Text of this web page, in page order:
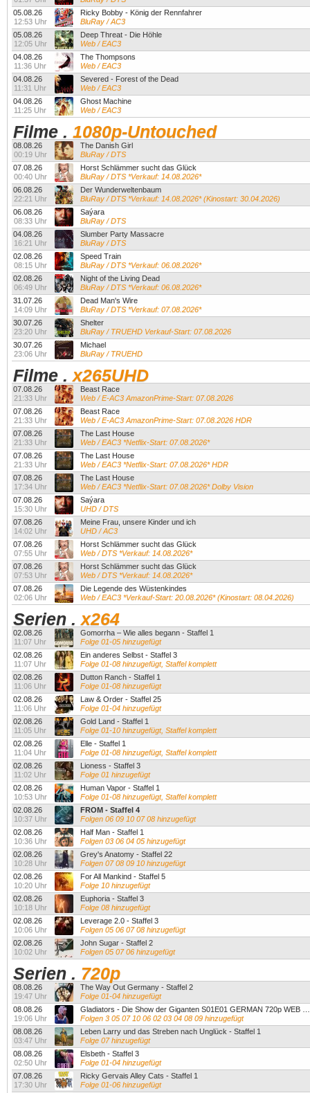
05.08.26
12:53 Uhr
Ricky Bobby - König der Rennfahrer
BluRay / AC3
05.08.26
12:05 Uhr
Deep Threat - Die Höhle
Web / EAC3
04.08.26
11:36 Uhr
The Thompsons
Web / EAC3
04.08.26
11:31 Uhr
Severed - Forest of the Dead
Web / EAC3
04.08.26
11:25 Uhr
Ghost Machine
Web / EAC3
Filme . 1080p-Untouched
08.08.26
00:19 Uhr
The Danish Girl
BluRay / DTS
07.08.26
00:40 Uhr
Horst Schlämmer sucht das Glück
BluRay / DTS *Verkauf: 14.08.2026*
06.08.26
22:21 Uhr
Der Wunderweltenbaum
BluRay / DTS *Verkauf: 14.08.2026* (Kinostart: 30.04.2026)
06.08.26
08:33 Uhr
Saýara
BluRay / DTS
04.08.26
16:21 Uhr
Slumber Party Massacre
BluRay / DTS
02.08.26
08:15 Uhr
Speed Train
BluRay / DTS *Verkauf: 06.08.2026*
02.08.26
06:49 Uhr
Night of the Living Dead
BluRay / DTS *Verkauf: 06.08.2026*
31.07.26
14:09 Uhr
Dead Man's Wire
BluRay / DTS *Verkauf: 07.08.2026*
30.07.26
23:20 Uhr
Shelter
BluRay / TRUEHD Verkauf-Start: 07.08.2026
30.07.26
23:06 Uhr
Michael
BluRay / TRUEHD
Filme . x265UHD
07.08.26
21:33 Uhr
Beast Race
Web / E-AC3 AmazonPrime-Start: 07.08.2026
07.08.26
21:33 Uhr
Beast Race
Web / E-AC3 AmazonPrime-Start: 07.08.2026 HDR
07.08.26
21:33 Uhr
The Last House
Web / EAC3 *Netflix-Start: 07.08.2026*
07.08.26
21:33 Uhr
The Last House
Web / EAC3 *Netflix-Start: 07.08.2026* HDR
07.08.26
17:34 Uhr
The Last House
Web / EAC3 *Netflix-Start: 07.08.2026* Dolby Vision
07.08.26
15:30 Uhr
Saýara
UHD / DTS
07.08.26
14:02 Uhr
Meine Frau, unsere Kinder und ich
UHD / AC3
07.08.26
07:55 Uhr
Horst Schlämmer sucht das Glück
Web / DTS *Verkauf: 14.08.2026*
07.08.26
07:53 Uhr
Horst Schlämmer sucht das Glück
Web / DTS *Verkauf: 14.08.2026*
07.08.26
02:06 Uhr
Die Legende des Wüstenkindes
Web / EAC3 *Verkauf-Start: 20.08.2026* (Kinostart: 08.04.2026)
Serien . x264
02.08.26
11:07 Uhr
Gomorrha – Wie alles begann - Staffel 1
Folge 01-05 hinzugefügt
02.08.26
11:07 Uhr
Ein anderes Selbst - Staffel 3
Folge 01-08 hinzugefügt, Staffel komplett
02.08.26
11:06 Uhr
Dutton Ranch - Staffel 1
Folge 01-08 hinzugefügt
02.08.26
11:06 Uhr
Law & Order - Staffel 25
Folge 01-04 hinzugefügt
02.08.26
11:05 Uhr
Gold Land - Staffel 1
Folge 01-10 hinzugefügt, Staffel komplett
02.08.26
11:04 Uhr
Elle - Staffel 1
Folge 01-08 hinzugefügt, Staffel komplett
02.08.26
11:02 Uhr
Lioness - Staffel 3
Folge 01 hinzugefügt
02.08.26
10:53 Uhr
Human Vapor - Staffel 1
Folge 01-08 hinzugefügt, Staffel komplett
02.08.26
10:37 Uhr
FROM - Staffel 4
Folgen 06 09 10 07 08 hinzugefügt
02.08.26
10:36 Uhr
Half Man - Staffel 1
Folgen 03 06 04 05 hinzugefügt
02.08.26
10:28 Uhr
Grey's Anatomy - Staffel 22
Folgen 07 08 09 10 hinzugefügt
02.08.26
10:20 Uhr
For All Mankind - Staffel 5
Folge 10 hinzugefügt
02.08.26
10:18 Uhr
Euphoria - Staffel 3
Folge 08 hinzugefügt
02.08.26
10:06 Uhr
Leverage 2.0 - Staffel 3
Folgen 05 06 07 08 hinzugefügt
02.08.26
10:02 Uhr
John Sugar - Staffel 2
Folgen 05 07 06 hinzugefügt
Serien . 720p
08.08.26
19:47 Uhr
The Way Out Germany - Staffel 2
Folge 01-04 hinzugefügt
08.08.26
19:06 Uhr
Folgen 3 05 07 10 06 02 03 04 08 09 hinzugefügt
08.08.26
03:47 Uhr
Leben Larry und das Streben nach Unglück - Staffel 1
Folge 07 hinzugefügt
08.08.26
02:50 Uhr
Elsbeth - Staffel 3
Folge 01-04 hinzugefügt
07.08.26
17:30 Uhr
Ricky Gervais Alley Cats - Staffel 1
Folge 01-06 hinzugefügt